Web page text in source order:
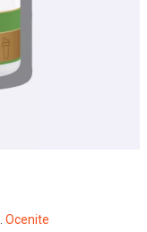
Ocenite